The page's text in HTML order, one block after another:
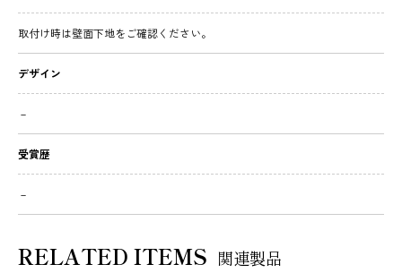
取付け時は壁面下地をご確認ください。
デザイン
－
受賞歴
－
RELATED ITEMS 関連製品